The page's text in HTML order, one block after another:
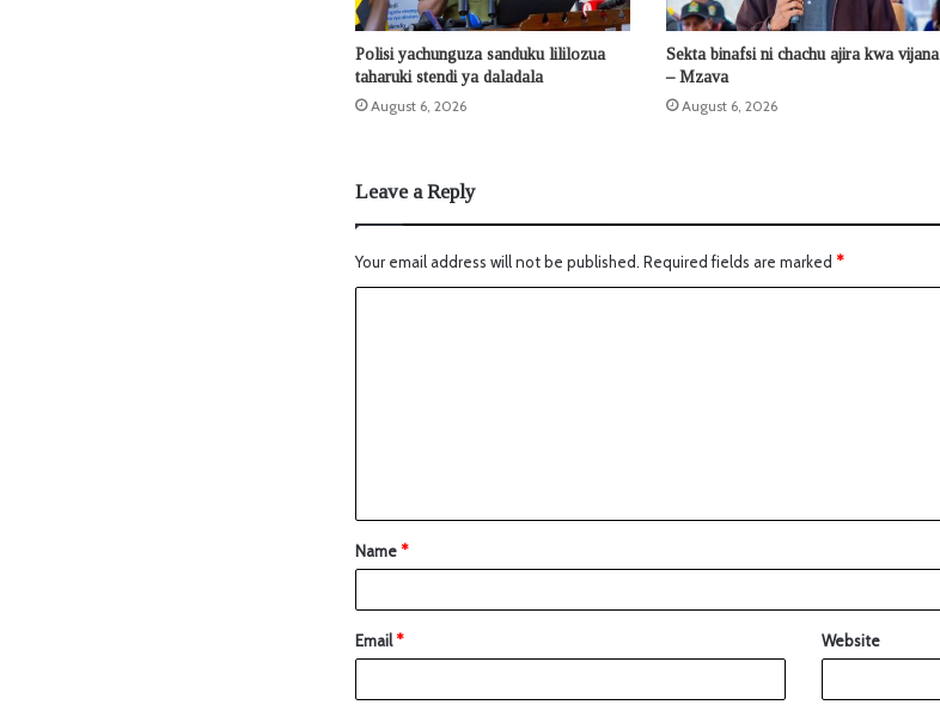
Polisi yachunguza sanduku lililozua
taharuki stendi ya daladala
August 6, 2026
Sekta binafsi ni chachu ajira kwa vijana
– Mzava
August 6, 2026
Leave a Reply
Your email address will not be published. Required fields are marked *
Name*
Email* Website